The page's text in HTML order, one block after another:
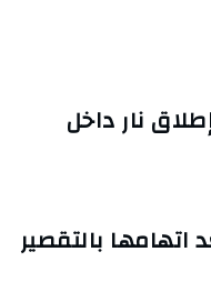
نار داخل
بالتقصير